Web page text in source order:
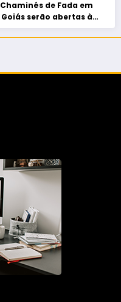
Chaminés de Fada em
Goiás serão abertas à
visitação controlada